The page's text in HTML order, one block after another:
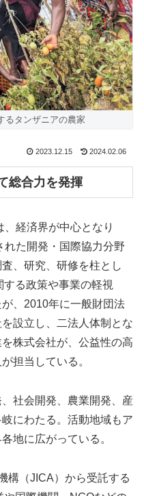
るタンザニアの農家
2023.12.15 2024.02.06
総合力を発揮
経済界が中心となり
た開発・国際協力分野
、研究、研修を柱とし
る政策や事業の軽視
、2010年に一般財団法
設立し、二法人体制とな
株式会社が、公益性の高
担当している。
社会開発、農業開発、産
にわたる。活動地域もア
地に広がっている。
構（JICA）から受託する